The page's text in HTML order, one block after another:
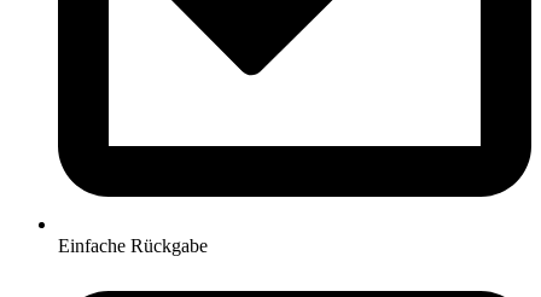
Einfache Rückgabe